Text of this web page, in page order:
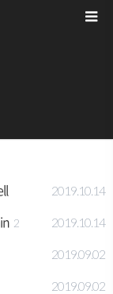
2019.10.14
2 2019.10.14
2019.09.02
2019.09.02